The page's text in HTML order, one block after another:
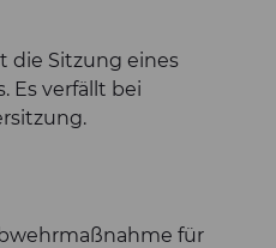
die Sitzung eines
Es verfällt bei
für